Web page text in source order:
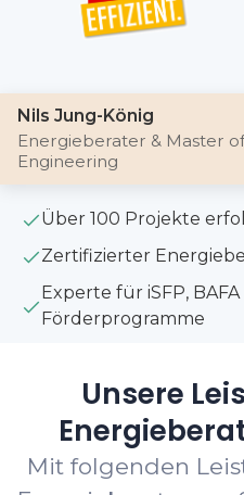
Nils Jung-König
Energieberater & Master of
Engineering
Über 100 Projekte
Zertifizierter
Experte für iSFP, BAFA
Förderprogramme
Unsere
Mit folgenden